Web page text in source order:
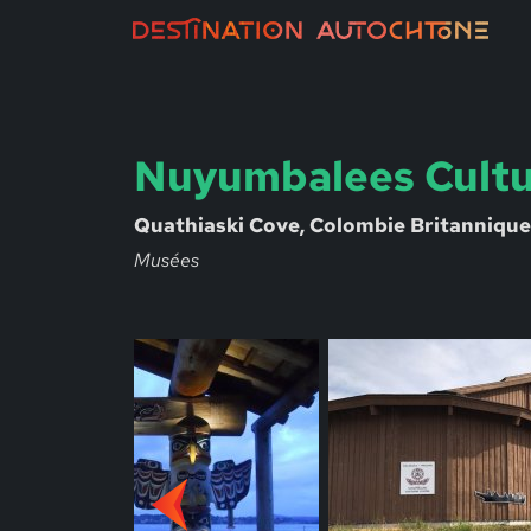
Nuyumbalees
Quathiaski Cove, Colombie Britannique
Musées